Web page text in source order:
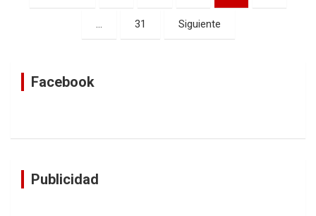
de
… 31 Siguiente
Facebook
Publicidad